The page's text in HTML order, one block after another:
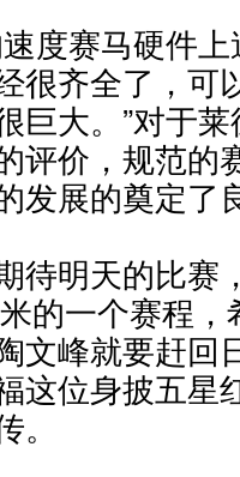
度赛马硬件
很齐全了，可
巨大。”对于
评价，规范的
发展的奠定了
待明天的比赛
的一个赛程
文峰就要赶回
这位身披五星